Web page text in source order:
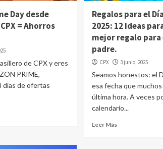
Day desde
= Ahorros
de CPX y eres
PRIME,
días de ofertas
Regalos para el
2025: 12 Ideas
mejor regalo para
padre.
CPX 3 junio, 2025
Seamos honestos: el
esa fecha que
última hora. A veces
calendario...
Leer Más